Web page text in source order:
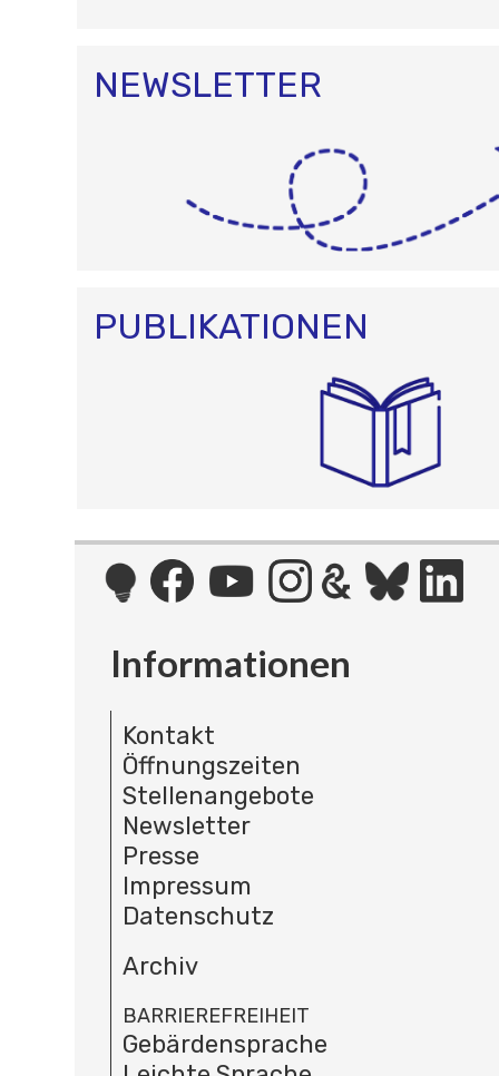
NEWSLETTER
PUBLIKATIONEN
Informationen
Kontakt
Öffnungszeiten
Stellenangebote
Newsletter
Presse
Impressum
Datenschutz
Archiv
BARRIEREFREIHEIT
Gebärdensprache